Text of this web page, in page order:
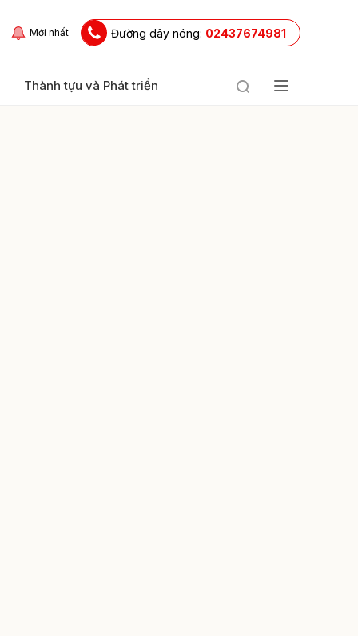
Mới nhất Đường dây nóng: 02437674981
Thành tựu và Phát triển